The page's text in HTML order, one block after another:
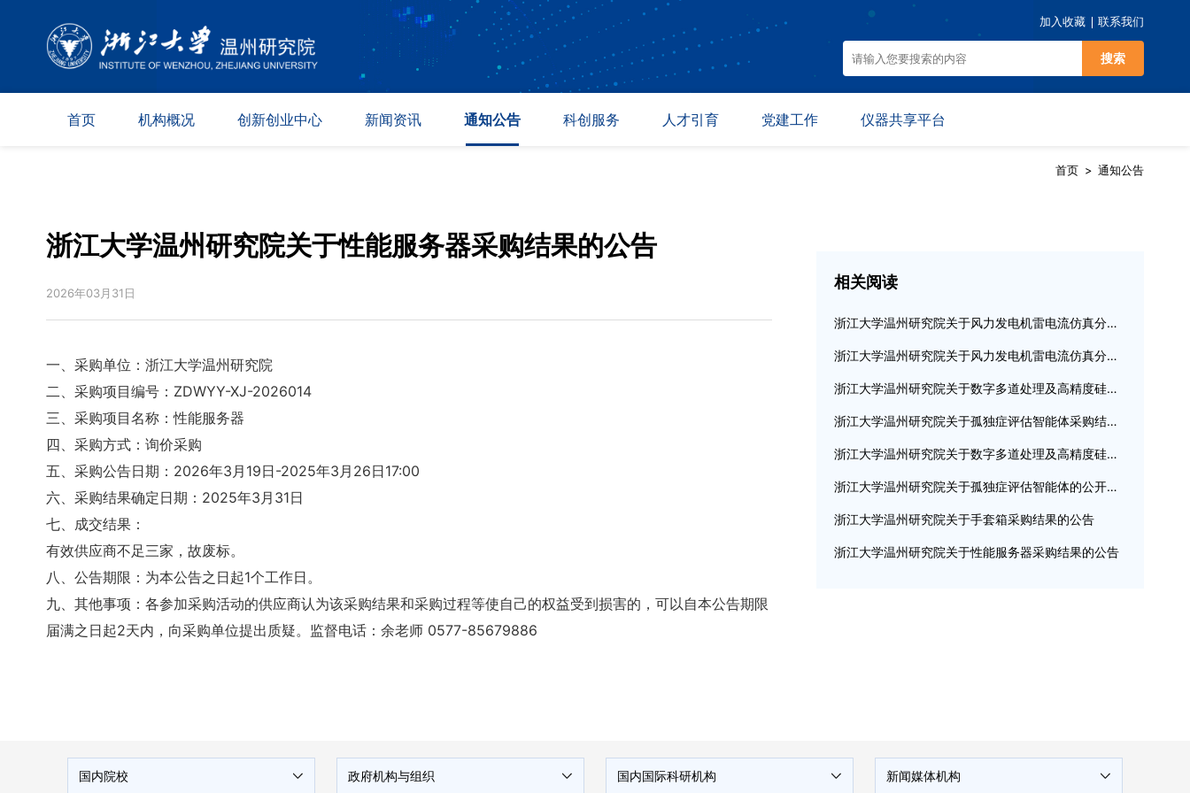
加入收藏 联系我们
搜索
首页 机构概况
组织架构
专家委员会
联系方式
创新创业中心
生命健康
新闻资讯
媒体报道
通知公告
采购信息
科创服务
紫金港科创基地
人才引育 党建工作 仪器共享平台
首页 > 通知公告
浙江大学温州研究院关于性能服务器采购结果的公告
2026年03月31日
一、采购单位：浙江大学温州研究院
二、采购项目编号：ZDWYY-XJ-2026014
三、采购项目名称：性能服务器
四、采购方式：询价采购
五、采购公告日期：2026年3月19日-2025年3月26日17:00
六、采购结果确定日期：2025年3月31日
七、成交结果：
有效供应商不足三家，故废标。
八、公告期限：为本公告之日起1个工作日。
九、其他事项：各参加采购活动的供应商认为该采购结果和采购过程等使自己的权益受到损害的，可以自本公告期限
届满之日起2天内，向采购单位提出质疑。监督电话：余老师 0577-85679886
相关阅读
浙江大学温州研究院关于风力发电机雷电流仿真分流测试采购结果的公告
浙江大学温州研究院关于风力发电机雷电流仿真分流测试的公开采购公告
浙江大学温州研究院关于数字多道处理及高精度硅漂移探测器采购结果的公告
浙江大学温州研究院关于孤独症评估智能体采购结果的公告
浙江大学温州研究院关于数字多道处理及高精度硅漂移探测器的公开采购公告
浙江大学温州研究院关于孤独症评估智能体的公开采购公告
浙江大学温州研究院关于手套箱采购结果的公告
浙江大学温州研究院关于性能服务器采购结果的公告
国内院校 政府机构与组织 国内国际科研机构 新闻媒体机构